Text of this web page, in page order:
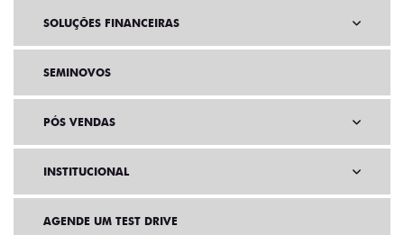
SOLUÇÕES FINANCEIRAS
SEMINOVOS
PÓS VENDAS
INSTITUCIONAL
AGENDE UM TEST DRIVE